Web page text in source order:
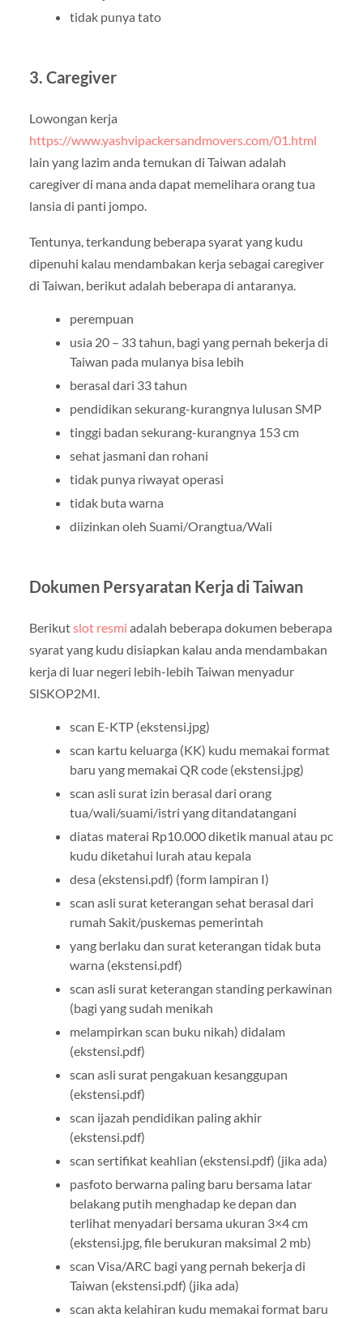
tidak punya tato
3. Caregiver
Lowongan kerja
https://www.yashvipackersandmovers.com/01.html
lain yang lazim anda temukan di Taiwan adalah
caregiver di mana anda dapat memelihara orang tua
lansia di panti jompo.
Tentunya, terkandung beberapa syarat yang kudu
dipenuhi kalau mendambakan kerja sebagai caregiver
di Taiwan, berikut adalah beberapa di antaranya.
perempuan
usia 20 – 33 tahun, bagi yang pernah bekerja di
Taiwan pada mulanya bisa lebih
berasal dari 33 tahun
pendidikan sekurang-kurangnya lulusan SMP
tinggi badan sekurang-kurangnya 153 cm
sehat jasmani dan rohani
tidak punya riwayat operasi
tidak buta warna
diizinkan oleh Suami/Orangtua/Wali
Dokumen Persyaratan Kerja di Taiwan
Berikutslot resmi adalah beberapa dokumen beberapa
syarat yang kudu disiapkan kalau anda mendambakan
kerja di luar negeri lebih-lebih Taiwan menyadur
SISKOP2MI.
scan E-KTP (ekstensi.jpg)
scan kartu keluarga (KK) kudu memakai format
baru yang memakai QR code (ekstensi.jpg)
scan asli surat izin berasal dari orang
tua/wali/suami/istri yang ditandatangani
diatas materai Rp10.000 diketik manual atau pc
kudu diketahui lurah atau kepala
desa (ekstensi.pdf) (form lampiran I)
scan asli surat keterangan sehat berasal dari
rumah Sakit/puskemas pemerintah
yang berlaku dan surat keterangan tidak buta
warna (ekstensi.pdf)
scan asli surat keterangan standing perkawinan
(bagi yang sudah menikah
melampirkan scan buku nikah) didalam
(ekstensi.pdf)
scan asli surat pengakuan kesanggupan
(ekstensi.pdf)
scan ijazah pendidikan paling akhir
(ekstensi.pdf)
scan sertifikat keahlian (ekstensi.pdf) (jika ada)
pasfoto berwarna paling baru bersama latar
belakang putih menghadap ke depan dan
terlihat menyadari bersama ukuran 3×4 cm
(ekstensi.jpg, file berukuran maksimal 2 mb)
scan Visa/ARC bagi yang pernah bekerja di
Taiwan (ekstensi.pdf) (jika ada)
scan akta kelahiran kudu memakai format baru